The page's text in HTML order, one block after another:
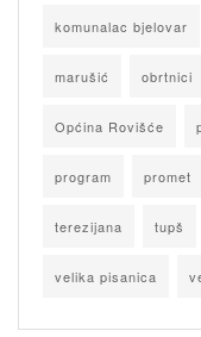
komunalac bjelovar
marušić obrtnici
Općina Rovišće
program promet
terezijana tupš
velika pisanica